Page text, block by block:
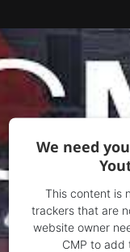
We need
This content is
trackers that are
website owner
CMP to add